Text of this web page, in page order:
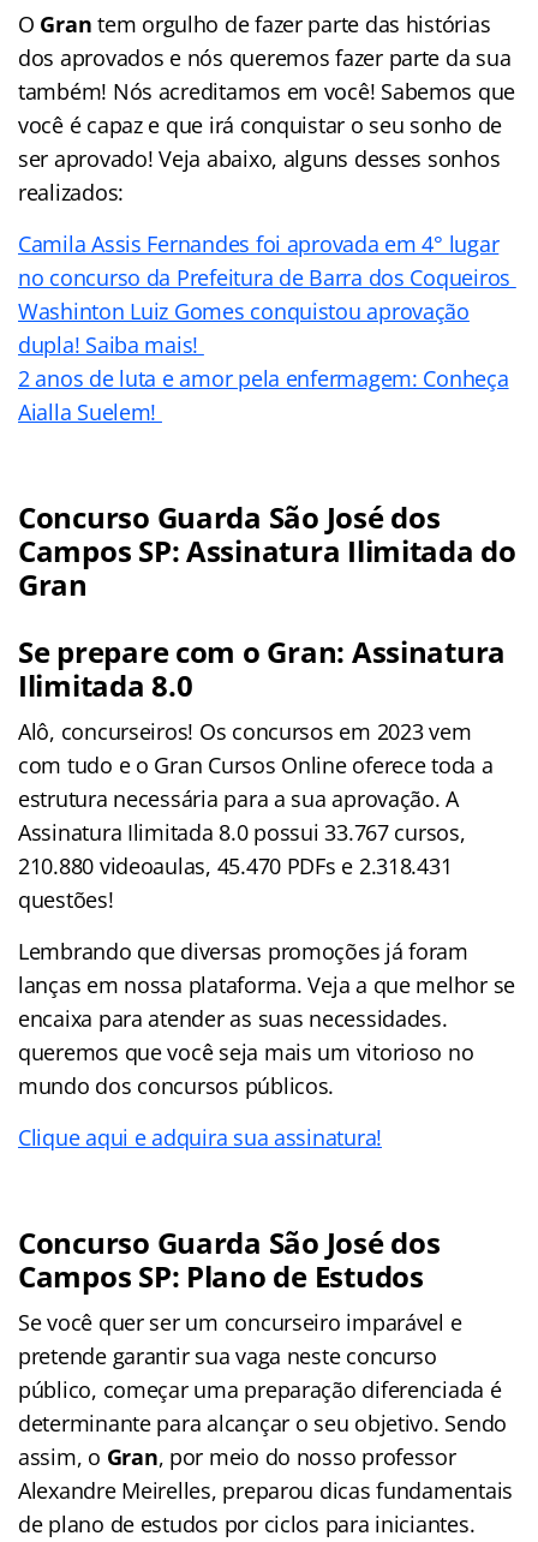
O Gran tem orgulho de fazer parte das histórias
dos aprovados e nós queremos fazer parte da sua
também! Nós acreditamos em você! Sabemos que
você é capaz e que irá conquistar o seu sonho de
ser aprovado! Veja abaixo, alguns desses sonhos
realizados:
Camila Assis Fernandes foi aprovada em 4° lugar
no concurso da Prefeitura de Barra dos Coqueiros
Washinton Luiz Gomes conquistou aprovação
dupla! Saiba mais!
2 anos de luta e amor pela enfermagem: Conheça
Aialla Suelem!
Concurso Guarda São José dos
Campos SP: Assinatura Ilimitada do
Gran
Se prepare com o Gran: Assinatura
Ilimitada 8.0
Alô, concurseiros! Os concursos em 2023 vem
com tudo e o Gran Cursos Online oferece toda a
estrutura necessária para a sua aprovação. A
Assinatura Ilimitada 8.0 possui 33.767 cursos,
210.880 videoaulas, 45.470 PDFs e 2.318.431
questões!
Lembrando que diversas promoções já foram
lanças em nossa plataforma. Veja a que melhor se
encaixa para atender as suas necessidades.
queremos que você seja mais um vitorioso no
mundo dos concursos públicos.
Clique aqui e adquira sua assinatura!
Concurso Guarda São José dos
Campos SP: Plano de Estudos
Se você quer ser um concurseiro imparável e
pretende garantir sua vaga neste concurso
público, começar uma preparação diferenciada é
determinante para alcançar o seu objetivo. Sendo
assim, o Gran, por meio do nosso professor
Alexandre Meirelles, preparou dicas fundamentais
de plano de estudos por ciclos para iniciantes.